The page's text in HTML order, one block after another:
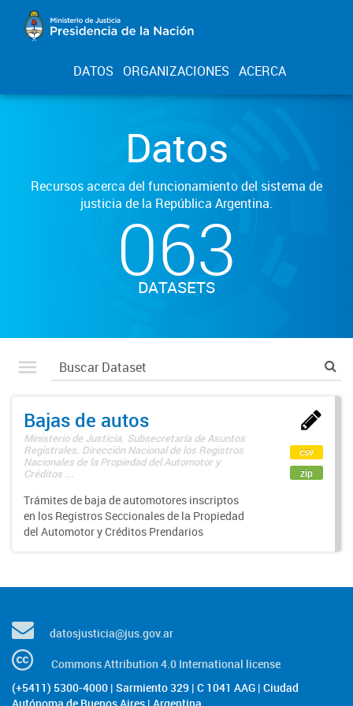
DATOS ORGANIZACIONES ACERCA
Datos
Recursos acerca del funcionamiento del sistema de
justicia de la República Argentina.
063
DATASETS
Bajas de autos
Ministerio de Justicia. Subsecretaría de Asuntos
Registrales. Dirección Nacional de los Registros
Nacionales de la Propiedad del Automotor y
Créditos ...
Trámites de baja de automotores inscriptos
en los Registros Seccionales de la Propiedad
del Automotor y Créditos Prendarios
csv
zip
datosjusticia@jus.gov.ar
Commons Attribution 4.0 International license
(+5411) 5300-4000 | Sarmiento 329 | C 1041 AAG | Ciudad